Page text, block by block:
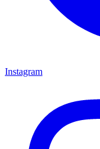
Instagram